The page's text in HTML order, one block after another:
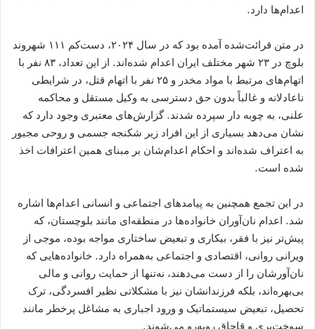
اعدام‌ها دارد.
در متن قرائت‌شده آمده بود که در سال ۲۰۲۴، دست‌کم ۱۱۱ شهروند
بلوچ در ۲۳ شهر مختلف ایران اعدام شده‌اند. از این تعداد، ۸۳ نفر با
اتهام‌های مرتبط با مواد مخدر و ۲۵ نفر با اتهام قتل، در شرایطی
ناعادلانه و غالباً بدون حق دسترسی به وکیل مستقل و محاکمه
علنی، به چوبه دار سپرده شدند. گزارش‌های معتبری وجود دارد که
نشان می‌دهد بسیاری از این افراد زیر شکنجه جسمی و روحی مجبور
به اعتراف شده‌اند و احکام اعدام‌شان بر مبنای همین اعترافات اخذ
شده است.
در این تجمع همچنین به پیامدهای اجتماعی و انسانی اعدام‌ها اشاره
شد. اعدام نان‌آوران خانواده‌ها در منطقه‌ای مانند بلوچستان، که
پیش‌تر نیز با فقر، بیکاری و تبعیض ساختاری مواجه بوده، موجی از
ویرانی روانی، اقتصادی و اجتماعی به‌همراه دارد. خانواده‌هایی که
نان‌آورشان را از دست می‌دهند، نه‌تنها از حمایت روانی و مالی
بی‌بهره‌اند، بلکه فرزندانشان نیز با مشکلاتی نظیر افسردگی، ترک
تحصیل، تبعیض سیستماتیک و ورود اجباری به مشاغل پرخطر مانند
سوخت‌بری و قاچاق روبه‌رو می‌شوند.